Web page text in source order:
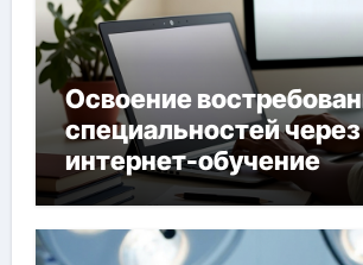
Освоение
специальностей через
интернет-обучение